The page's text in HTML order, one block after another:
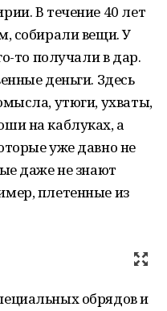
В течение 40 лет
собирали вещи. У
то получали в дар.
деньги. Здесь
утюги, ухваты,
на каблуках, а
уже давно не
даже не знают
плетенные из
обрядов и